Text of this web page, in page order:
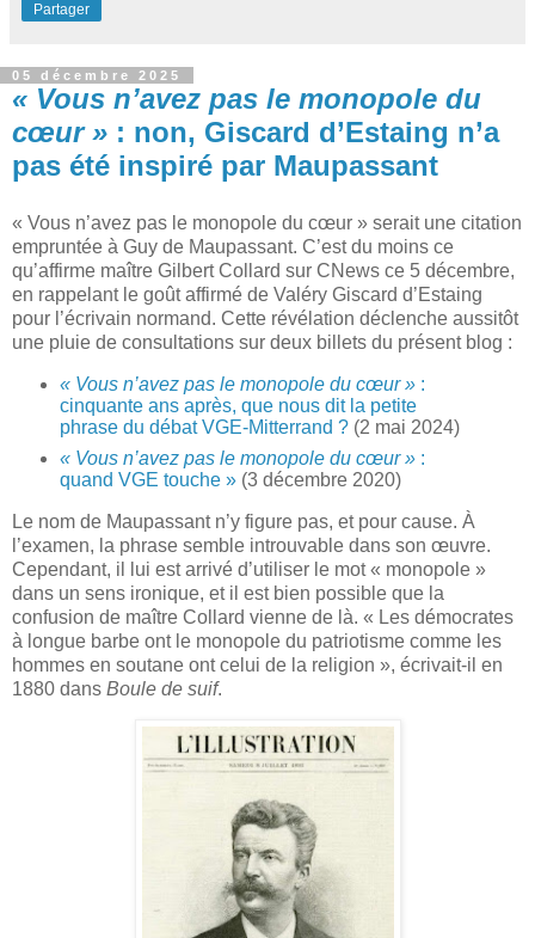
Partager
05 décembre 2025
« Vous n’avez pas le monopole du
cœur » : non, Giscard d’Estaing n’a
pas été inspiré par Maupassant
« Vous n’avez pas le monopole du cœur » serait une citation
empruntée à Guy de Maupassant. C’est du moins ce
qu’affirme maître Gilbert Collard sur CNews ce 5 décembre,
en rappelant le goût affirmé de Valéry Giscard d’Estaing
pour l’écrivain normand. Cette révélation déclenche aussitôt
une pluie de consultations sur deux billets du présent blog :
« Vous n’avez pas le monopole du cœur »:
cinquante ans après, que nous dit la petite
phrase du débat VGE-Mitterrand ? (2 mai 2024)
« Vous n’avez pas le monopole du cœur »:
quand VGE touche »(3 décembre 2020)
Le nom de Maupassant n’y figure pas, et pour cause. À
l’examen, la phrase semble introuvable dans son œuvre.
Cependant, il lui est arrivé d’utiliser le mot « monopole »
dans un sens ironique, et il est bien possible que la
confusion de maître Collard vienne de là. « Les démocrates
à longue barbe ont le monopole du patriotisme comme les
hommes en soutane ont celui de la religion », écrivait-il en
1880 dans Boule de suif.